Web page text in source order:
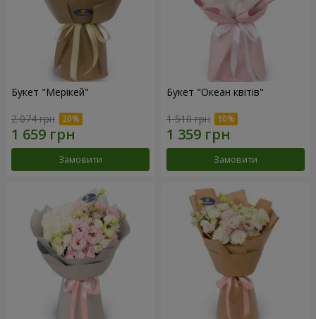
Букет "Мерікей"
2 074 грн
Замовити
Букет "Океан квітів"
1 510 грн
Замовити